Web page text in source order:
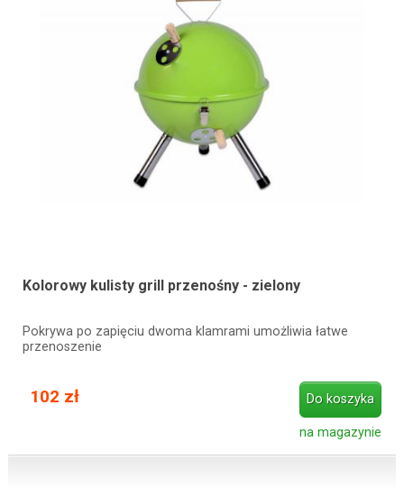
Kolorowy kulisty grill przenośny - zielony
Pokrywa po zapięciu dwoma klamrami umożliwia łatwe
przenoszenie
102 zł Do koszyka
na magazynie